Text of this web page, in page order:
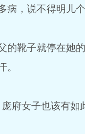
病，说不得明儿
靴子就停在她的
。
女子也该有如